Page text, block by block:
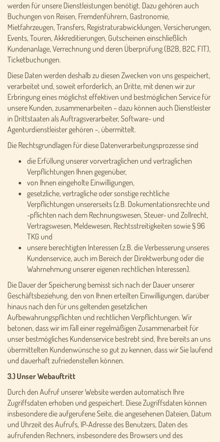
werden für unsere Dienstleistungen benötigt. Dazu gehören auch
Buchungen von Reisen, Fremdenführern, Gastronomie,
Mietfahrzeugen, Transfers, Registraturabwicklungen, Versicherungen,
Events, Touren, Akkreditierungen, Gutscheinen einschließlich
Kundenanlage, Verrechnung und deren Überprüfung (B2B, B2C, FIT),
Ticketbuchungen.
Diese Daten werden deshalb zu diesen Zwecken von uns gespeichert,
verarbeitet und, soweit erforderlich, an Dritte, mit denen wir zur
Erbringung eines möglichst effektiven und bestmöglichen Service für
unsere Kunden, zusammenarbeiten – dazu können auch Dienstleister
in Drittstaaten als Auftragsverarbeiter, Software- und
Agenturdienstleister gehören –, übermittelt.
Die Rechtsgrundlagen für diese Datenverarbeitungsprozesse sind
die Erfüllung unserer vorvertraglichen und vertraglichen
Verpflichtungen Ihnen gegenüber,
von Ihnen eingeholte Einwilligungen,
gesetzliche, vertragliche oder sonstige rechtliche
Verpflichtungen unsererseits (z.B. Dokumentationsrechte und
-pflichten nach dem Rechnungswesen, Steuer- und Zollrecht,
Vertragswesen, Meldewesen, Rechtsstreitigkeiten sowie § 96
TKG und
unsere berechtigten Interessen (z.B. die Verbesserung unseres
Kundenservice, auch im Bereich der Direktwerbung oder die
Wahrnehmung unserer eigenen rechtlichen Interessen).
Die Dauer der Speicherung bemisst sich nach der Dauer unserer
Geschäftsbeziehung, den von Ihnen erteilten Einwilligungen, darüber
hinaus nach den für uns geltenden gesetzlichen
Aufbewahrungspflichten und rechtlichen Verpflichtungen. Wir
betonen, dass wir im Fall einer regelmäßigen Zusammenarbeit für
unser bestmögliches Kundenservice bestrebt sind, Ihre bereits an uns
übermittelten Kundenwünsche so gut zu kennen, dass wir Sie laufend
und dauerhaft zufriedenstellen können.
3.) Unser Webauftritt
Durch den Aufruf unserer Website werden automatisch Ihre
Zugriffsdaten erhoben und gespeichert. Diese Zugriffsdaten können
insbesondere die aufgerufene Seite, die angesehenen Dateien, Datum
und Uhrzeit des Aufrufs, IP-Adresse des Benutzers, Daten des
aufrufenden Rechners, insbesondere des Browsers und des